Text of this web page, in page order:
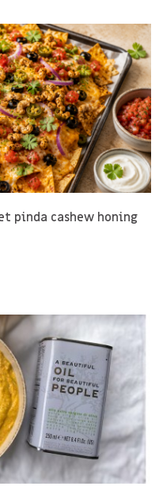
pinda cashew honing